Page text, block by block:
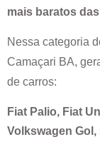
mais baratos
Nessa categoria
Camaçari BA,
de carros:
Fiat Palio, Fiat
Volkswagen